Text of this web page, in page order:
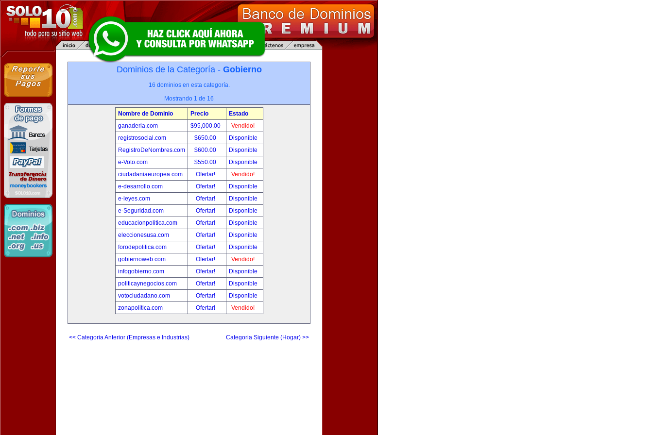
Dominios de la Categoría - Gobierno
16 dominios en esta categoría.
Mostrando 1 de 16
Nombre de Dominio Precio
Estado
ganaderia.com
$95,000.00
Vendido!
registrosocial.com
$650.00
Disponible
RegistroDeNombres.com
$600.00
Disponible
e-Voto.com
$550.00
Disponible
ciudadaniaeuropea.com
Ofertar!
Vendido!
e-desarrollo.com
Ofertar!
Disponible
e-leyes.com
Ofertar!
Disponible
e-Seguridad.com
Ofertar!
Disponible
educacionpolitica.com
Ofertar!
Disponible
eleccionesusa.com
Ofertar!
Disponible
forodepolitica.com
Ofertar!
Disponible
gobiernoweb.com
Ofertar!
Vendido!
infogobierno.com
Ofertar!
Disponible
politicaynegocios.com
Ofertar!
Disponible
votociudadano.com
Ofertar!
Disponible
zonapolitica.com
Ofertar! Vendido!
<< Categoria Anterior (Empresas e Industrias) Categoria Siguiente (Hogar) >>